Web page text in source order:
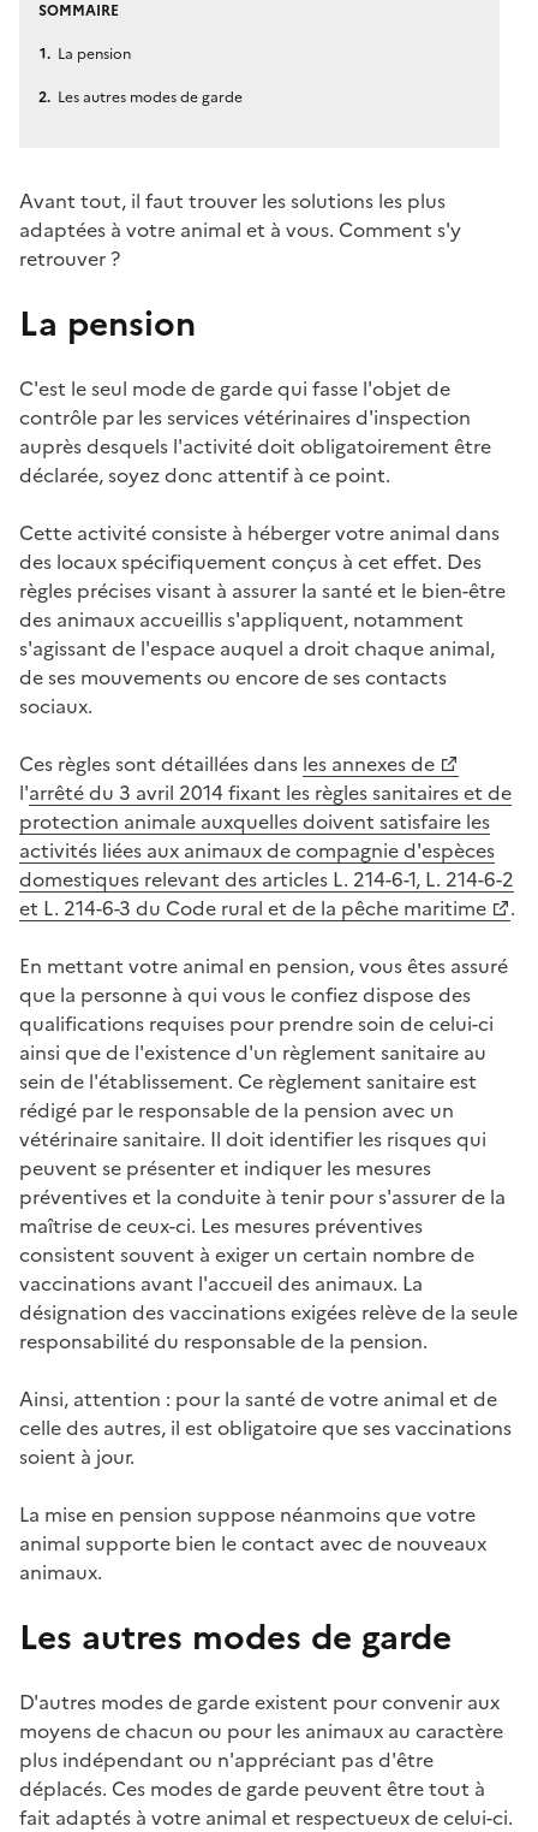
SOMMAIRE
La pension
Les autres modes de garde
Avant tout, il faut trouver les solutions les plus
adaptées à votre animal et à vous. Comment s'y
retrouver ?
La pension
C'est le seul mode de garde qui fasse l'objet de
contrôle par les services vétérinaires d'inspection
auprès desquels l'activité doit obligatoirement être
déclarée, soyez donc attentif à ce point.
Cette activité consiste à héberger votre animal dans
des locaux spécifiquement conçus à cet effet. Des
règles précises visant à assurer la santé et le bien-être
des animaux accueillis s'appliquent, notamment
s'agissant de l'espace auquel a droit chaque animal,
de ses mouvements ou encore de ses contacts
sociaux.
Ces règles sont détaillées dans les annexes de
l'arrêté du 3 avril 2014 fixant les règles sanitaires et de
protection animale auxquelles doivent satisfaire les
activités liées aux animaux de compagnie d'espèces
domestiques relevant des articles L. 214-6-1, L. 214-6-2
et L. 214-6-3 du Code rural et de la pêche maritime
.
En mettant votre animal en pension, vous êtes assuré
que la personne à qui vous le confiez dispose des
qualifications requises pour prendre soin de celui-ci
ainsi que de l'existence d'un règlement sanitaire au
sein de l'établissement. Ce règlement sanitaire est
rédigé par le responsable de la pension avec un
vétérinaire sanitaire. Il doit identifier les risques qui
peuvent se présenter et indiquer les mesures
préventives et la conduite à tenir pour s'assurer de la
maîtrise de ceux-ci. Les mesures préventives
consistent souvent à exiger un certain nombre de
vaccinations avant l'accueil des animaux. La
désignation des vaccinations exigées relève de la seule
responsabilité du responsable de la pension.
Ainsi, attention : pour la santé de votre animal et de
celle des autres, il est obligatoire que ses vaccinations
soient à jour.
La mise en pension suppose néanmoins que votre
animal supporte bien le contact avec de nouveaux
animaux.
Les autres modes de garde
D'autres modes de garde existent pour convenir aux
moyens de chacun ou pour les animaux au caractère
plus indépendant ou n'appréciant pas d'être
déplacés. Ces modes de garde peuvent être tout à
fait adaptés à votre animal et respectueux de celui-ci.